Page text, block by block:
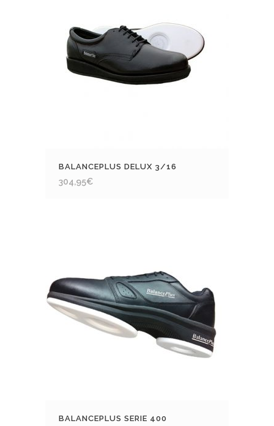
BALANCEPLUS DELUX 3/16
304,95€
BALANCEPLUS SERIE 400